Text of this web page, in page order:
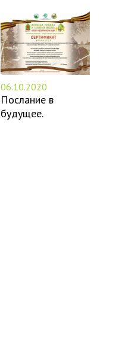
06.10.2020
Послание в
будущее.